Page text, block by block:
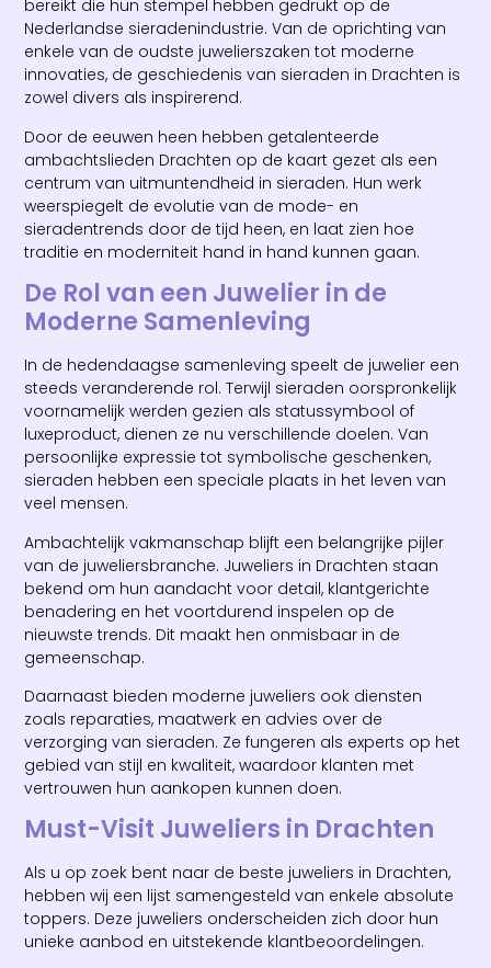
bereikt die hun stempel hebben gedrukt op de
Nederlandse sieradenindustrie. Van de oprichting van
enkele van de oudste juwelierszaken tot moderne
innovaties, de geschiedenis van sieraden in Drachten is
zowel divers als inspirerend.
Door de eeuwen heen hebben getalenteerde
ambachtslieden Drachten op de kaart gezet als een
centrum van uitmuntendheid in sieraden. Hun werk
weerspiegelt de evolutie van de mode- en
sieradentrends door de tijd heen, en laat zien hoe
traditie en moderniteit hand in hand kunnen gaan.
De Rol van een Juwelier in de
Moderne Samenleving
In de hedendaagse samenleving speelt de juwelier een
steeds veranderende rol. Terwijl sieraden oorspronkelijk
voornamelijk werden gezien als statussymbool of
luxeproduct, dienen ze nu verschillende doelen. Van
persoonlijke expressie tot symbolische geschenken,
sieraden hebben een speciale plaats in het leven van
veel mensen.
Ambachtelijk vakmanschap blijft een belangrijke pijler
van de juweliersbranche. Juweliers in Drachten staan
bekend om hun aandacht voor detail, klantgerichte
benadering en het voortdurend inspelen op de
nieuwste trends. Dit maakt hen onmisbaar in de
gemeenschap.
Daarnaast bieden moderne juweliers ook diensten
zoals reparaties, maatwerk en advies over de
verzorging van sieraden. Ze fungeren als experts op het
gebied van stijl en kwaliteit, waardoor klanten met
vertrouwen hun aankopen kunnen doen.
Must-Visit Juweliers in Drachten
Als u op zoek bent naar de beste juweliers in Drachten,
hebben wij een lijst samengesteld van enkele absolute
toppers. Deze juweliers onderscheiden zich door hun
unieke aanbod en uitstekende klantbeoordelingen.